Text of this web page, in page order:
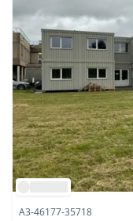
A3-46177-35718